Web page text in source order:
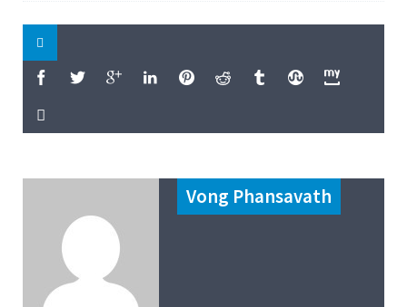
Vong Phansavath